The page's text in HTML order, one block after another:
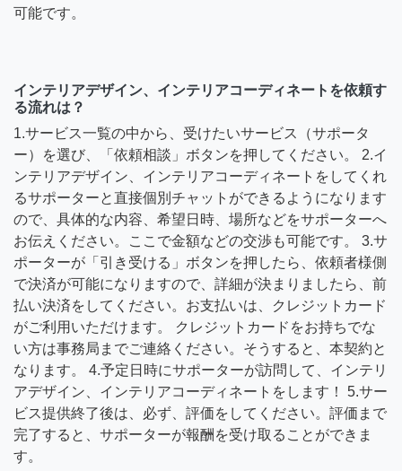
可能です。
インテリアデザイン、インテリアコーディネートを依頼す
る流れは？
1.サービス一覧の中から、受けたいサービス（サポータ
ー）を選び、「依頼相談」ボタンを押してください。 2.イ
ンテリアデザイン、インテリアコーディネートをしてくれ
るサポーターと直接個別チャットができるようになります
ので、具体的な内容、希望日時、場所などをサポーターへ
お伝えください。ここで金額などの交渉も可能です。 3.サ
ポーターが「引き受ける」ボタンを押したら、依頼者様側
で決済が可能になりますので、詳細が決まりましたら、前
払い決済をしてください。お支払いは、クレジットカード
がご利用いただけます。 クレジットカードをお持ちでな
い方は事務局までご連絡ください。そうすると、本契約と
なります。 4.予定日時にサポーターが訪問して、インテリ
アデザイン、インテリアコーディネートをします！ 5.サー
ビス提供終了後は、必ず、評価をしてください。評価まで
完了すると、サポーターが報酬を受け取ることができま
す。